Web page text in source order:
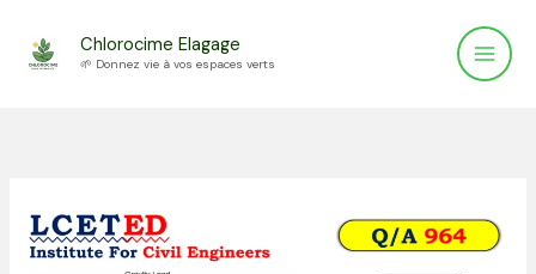
Chlorocime Elagage
🌱 Donnez vie à vos espaces verts